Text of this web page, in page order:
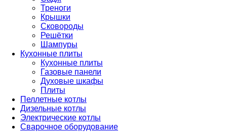
Треноги
Крышки
Сковороды
Решётки
Шампуры
Кухонные плиты
Кухонные плиты
Газовые панели
Духовые шкафы
Плиты
Пеллетные котлы
Дизельные котлы
Электрические котлы
Сварочное оборудование